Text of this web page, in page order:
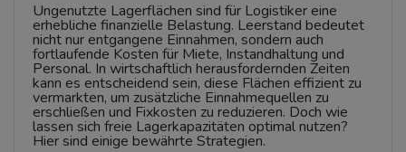
Ungenutzte Lagerflächen sind für Logistiker eine
erhebliche finanzielle Belastung. Leerstand bedeutet
nicht nur entgangene Einnahmen, sondern auch
fortlaufende Kosten für Miete, Instandhaltung und
Personal. In wirtschaftlich herausfordernden Zeiten
kann es entscheidend sein, diese Flächen effizient zu
vermarkten, um zusätzliche Einnahmequellen zu
erschließen und Fixkosten zu reduzieren. Doch wie
lassen sich freie Lagerkapazitäten optimal nutzen?
Hier sind einige bewährte Strategien.